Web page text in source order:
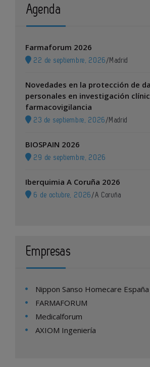
Agenda
Farmaforum 2026
22 de septiembre, 2026 / Madrid
Novedades en la protección de
personales en investigación
farmacovigilancia
23 de septiembre, 2026 / Madrid
BIOSPAIN 2026
29 de septiembre, 2026
Iberquimia A Coruña 2026
6 de octubre, 2026 /A Coruña
Empresas
Nippon Sanso Homecare España
FARMAFORUM
Medicalforum
AXIOM Ingeniería